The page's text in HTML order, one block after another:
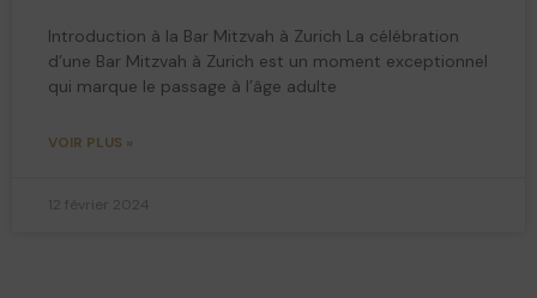
Introduction à la Bar Mitzvah à Zurich La célébration
d’une Bar Mitzvah à Zurich est un moment exceptionnel
qui marque le passage à l’âge adulte
VOIR PLUS »
12 février 2024